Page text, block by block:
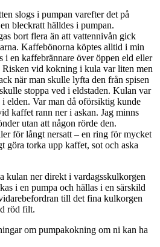
slogs i pumpan varefter det på
bleckratt hälldes i pumpan.
bort flera än att vattennivån gick
Kaffebönorna köptes alltid i min
i en kaffebrännare över öppen eld eller
Risken vid kokning i kula var liten men
när man skulle lyfta den från spisen
stoppa ved i eldstaden. Kulan var
elden. Var man då oförsiktig kunde
kaffet rann ner i askan. Jag minns
utan att någon rörde den.
för långt nersatt – en ring för mycket
göra torka upp kaffet, sot och aska
kulan ner direkt i vardagsskulkorgen
i en pumpa och hällas i en särskild
till det fina kulkorgen
röd filt.
om pumpakokning om ni kan ha